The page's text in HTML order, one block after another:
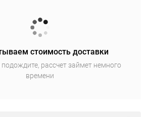
стоимость доставки
рассчет займет немного
времени